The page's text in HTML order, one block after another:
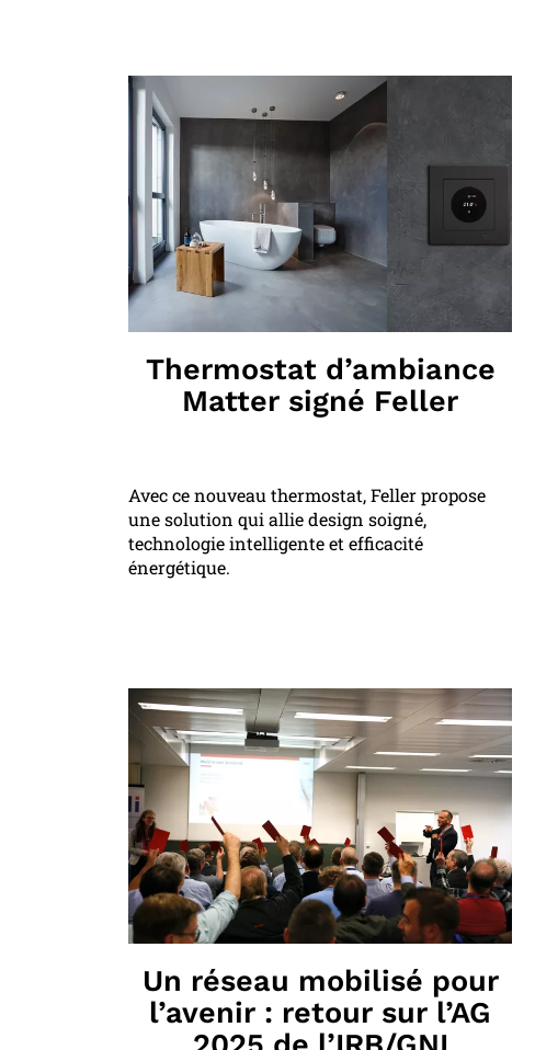
Thermostat d’ambiance
Matter signé Feller
Avec ce nouveau thermostat, Feller propose
une solution qui allie design soigné,
technologie intelligente et efficacité
énergétique.
Un réseau mobilisé pour
l’avenir : retour sur l’AG